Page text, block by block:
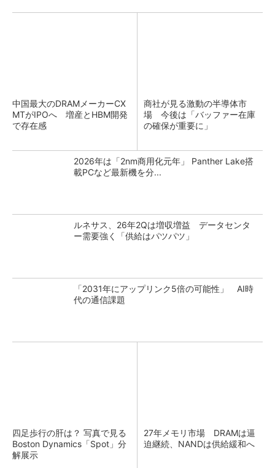
中国最大のDRAMメーカーCX
MTがIPOへ 増産とHBM開発
で存在感
商社が見る激動の半導体市
場 今後は「バッファー在庫
の確保が重要に」
2026年は「2nm商用化元年」 Panther Lake搭
載PCなど最新機を分...
ルネサス、26年2Qは増収増益 データセンタ
ー需要強く「供給はパツパツ」
「2031年にアップリンク5倍の可能性」 AI時
代の通信課題
四足歩行の肝は？ 写真で見る
Boston Dynamics「Spot」分
解展示
27年メモリ市場 DRAMは逼
迫継続、NANDは供給緩和へ